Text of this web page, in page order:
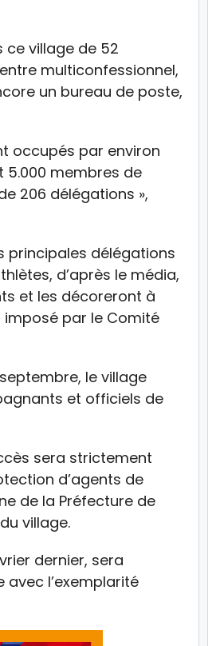
ce village de 52
multiconfessionnel,
un bureau de poste,
occupés par environ
5.000 membres de
206 délégations »,
principales délégations
d’après le média,
et les décoreront à
par le Comité
le village
et officiels de
sera strictement
d’agents de
de la Préfecture de
village.
dernier, sera
l’exemplarité